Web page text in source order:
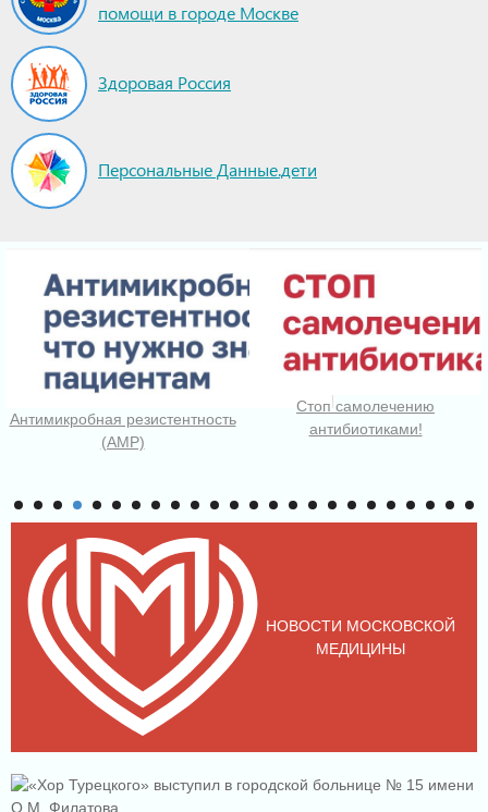
помощи в городе Москве
Здоровая Россия
Персональные Данные.дети
Антимикробная резистентность
(АМР)
Стоп самолечению
антибиотиками!
НОВОСТИ МОСКОВСКОЙ
МЕДИЦИНЫ